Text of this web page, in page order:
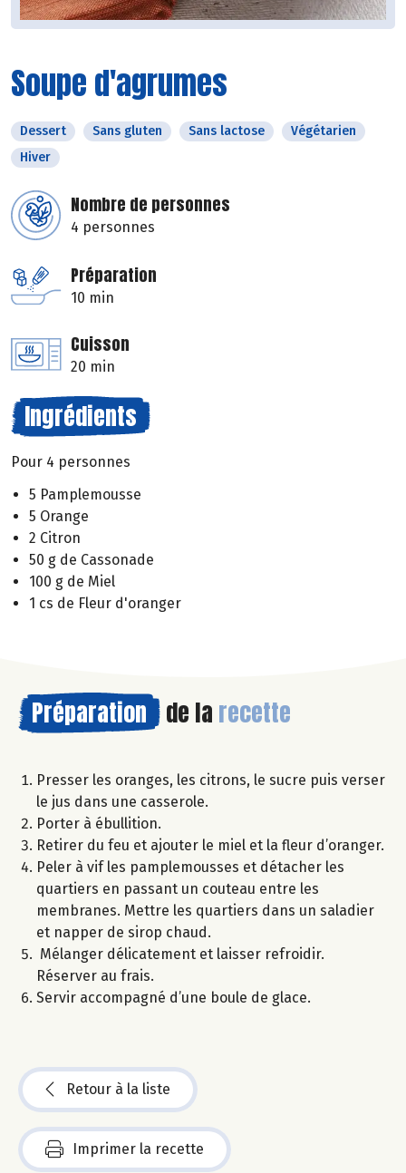
Soupe d'agrumes
Dessert Sans gluten Sans lactose
Végétarien
Hiver
Nombre de personnes
4 personnes
Préparation
10 min
Cuisson
20 min
Ingrédients
Pour 4 personnes
5 Pamplemousse
5 Orange
2 Citron
50 g de Cassonade
100 g de Miel
1 cs de Fleur d'oranger
Préparation de la recette
Presser les oranges, les citrons, le sucre puis verser
le jus dans une casserole.
Porter à ébullition.
Retirer du feu et ajouter le miel et la fleur d’oranger.
Peler à vif les pamplemousses et détacher les
quartiers en passant un couteau entre les
membranes. Mettre les quartiers dans un saladier
et napper de sirop chaud.
Mélanger délicatement et laisser refroidir.
Réserver au frais.
Servir accompagné d’une boule de glace.
Retour à la liste
Imprimer la recette